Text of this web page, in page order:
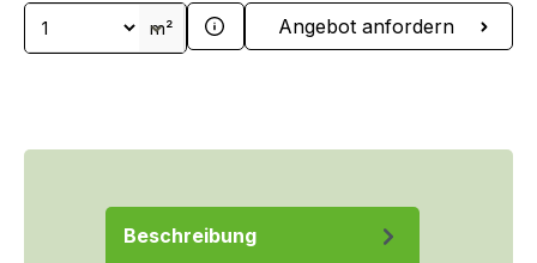
Produkt Anzahl: Gib den
m² Angebot anfordern
Beschreibung